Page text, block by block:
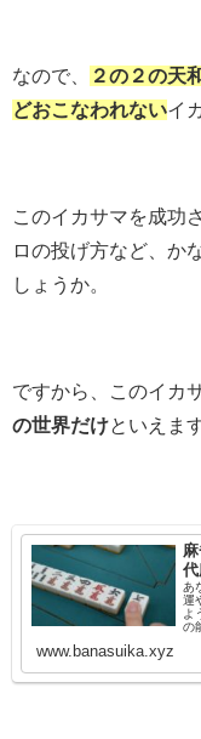
なので、
２の２の天
どおこなわれないイ
このイカサマを成功
ロの投げ方など、か
しょうか。
ですから、このイカ
の世界だけといえま
あ
運
よ
の
www.banasuika.xyz